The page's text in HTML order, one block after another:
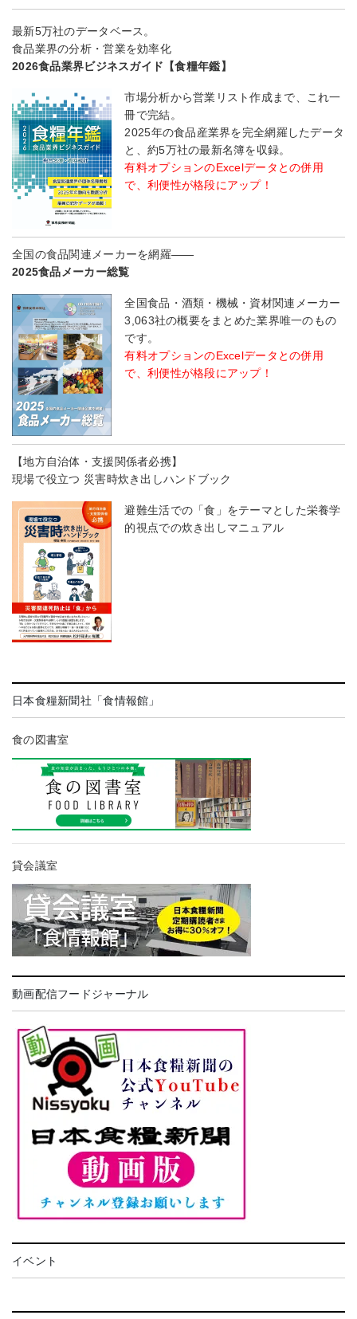
最新5万社のデータベース。
食品業界の分析・営業を効率化
2026食品業界ビジネスガイド【食糧年鑑】
市場分析から営業リスト作成まで、これ一
冊で完結。
2025年の食品産業界を完全網羅したデータ
と、約5万社の最新名簿を収録。
有料オプションのExcelデータとの併用
で、利便性が格段にアップ！
全国の食品関連メーカーを網羅――
2025食品メーカー総覧
全国食品・酒類・機械・資材関連メーカー
3,063社の概要をまとめた業界唯一のもの
です。
有料オプションのExcelデータとの併用
で、利便性が格段にアップ！
【地方自治体・支援関係者必携】
現場で役立つ 災害時炊き出しハンドブック
避難生活での「食」をテーマとした栄養学
的視点での炊き出しマニュアル
日本食糧新聞社「食情報館」
食の図書室
貸会議室
動画配信フードジャーナル
イベント